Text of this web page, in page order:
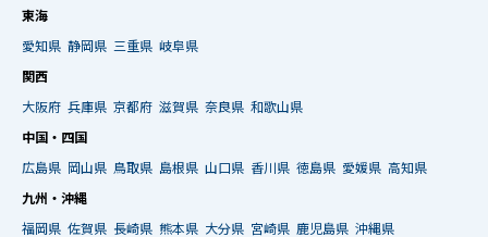
東海
愛知県 静岡県 三重県 岐阜県
関西
大阪府 兵庫県 京都府 滋賀県 奈良県 和歌山県
中国・四国
広島県 岡山県 鳥取県 島根県 山口県 香川県 徳島県 愛媛県 高知県
九州・沖縄
福岡県 佐賀県 長崎県 熊本県 大分県 宮崎県 鹿児島県 沖縄県